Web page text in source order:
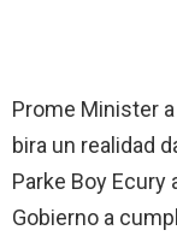
Prome Minister
bira un realidad
Parke Boy Ecury
Gobierno a